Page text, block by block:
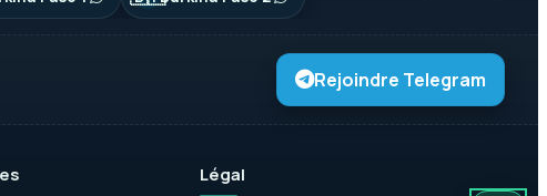
Rejoindre Telegram
Légal